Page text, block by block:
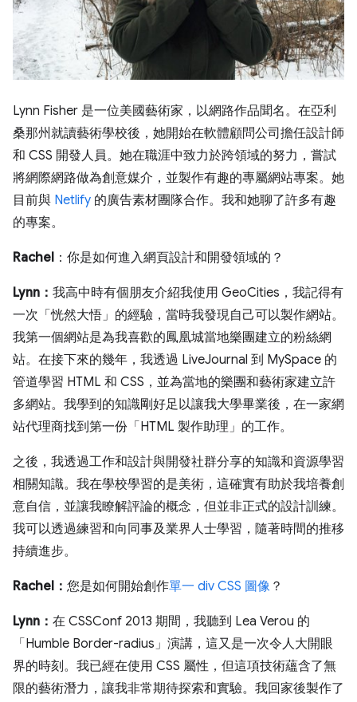
Lynn Fisher 是一位美國藝術家，以網路作品聞名。在亞利
桑那州就讀藝術學校後，她開始在軟體顧問公司擔任設計師
和 CSS 開發人員。她在職涯中致力於跨領域的努力，嘗試
將網際網路做為創意媒介，並製作有趣的專屬網站專案。她
目前與 Netlify 的廣告素材團隊合作。我和她聊了許多有趣
的專案。
Rachel ：你是如何進入網頁設計和開發領域的？
Lynn： 我高中時有個朋友介紹我使用 GeoCities，我記得有
一次「恍然大悟」的經驗，當時我發現自己可以製作網站。
我第一個網站是為我喜歡的鳳凰城當地樂團建立的粉絲網
站。在接下來的幾年，我透過 LiveJournal 到 MySpace 的
管道學習 HTML 和 CSS，並為當地的樂團和藝術家建立許
多網站。我學到的知識剛好足以讓我大學畢業後，在一家網
站代理商找到第一份「HTML 製作助理」的工作。
之後，我透過工作和設計與開發社群分享的知識和資源學習
相關知識。我在學校學習的是美術，這確實有助於我培養創
意自信，並讓我瞭解評論的概念，但並非正式的設計訓練。
我可以透過練習和向同事及業界人士學習，隨著時間的推移
持續進步。
Rachel： 您是如何開始創作單一 div CSS 圖像 ？
Lynn： 在 CSSConf 2013 期間，我聽到 Lea Verou 的
「Humble Border-radius」 演講，這又是一次令人大開眼
界的時刻。我已經在使用 CSS 屬性，但這項技術蘊含了無
限的藝術潛力，讓我非常期待探索和實驗。我回家後製作了